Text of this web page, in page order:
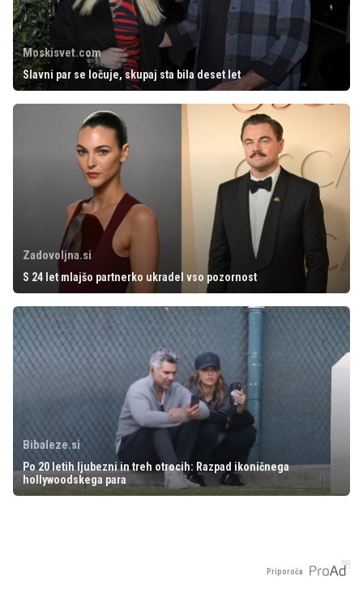
Moskisvet.com
Slavni par se ločuje, skupaj sta bila deset let
Zadovoljna.si
S 24 let mlajšo partnerko ukradel vso pozornost
Bibaleze.si
Po 20 letih ljubezni in treh otrocih: Razpad ikoničnega
hollywoodskega para
Priporoča